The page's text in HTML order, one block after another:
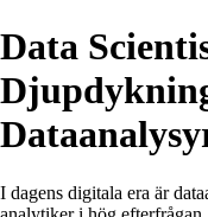
Data
I dagens digitala era är